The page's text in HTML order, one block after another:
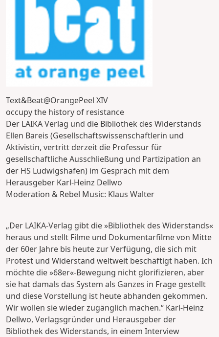
Text&Beat@OrangePeel XIV
occupy the history of resistance
Der LAIKA Verlag und die Bibliothek des Widerstands
Ellen Bareis (Gesellschaftswissenschaftlerin und
Aktivistin, vertritt derzeit die Professur für
gesellschaftliche Ausschließung und Partizipation an
der HS Ludwigshafen) im Gespräch mit dem
Herausgeber Karl-Heinz Dellwo
Moderation & Rebel Music: Klaus Walter
„Der LAIKA-Verlag gibt die »Bibliothek des Widerstands«
heraus und stellt Filme und Dokumentarfilme von Mitte
der 60er Jahre bis heute zur Verfügung, die sich mit
Protest und Widerstand weltweit beschäftigt haben. Ich
möchte die »68er«-Bewegung nicht glorifizieren, aber
sie hat damals das System als Ganzes in Frage gestellt
und diese Vorstellung ist heute abhanden gekommen.
Wir wollen sie wieder zugänglich machen.“ Karl-Heinz
Dellwo, Verlagsgründer und Herausgeber der
Bibliothek des Widerstands, in einem Interview